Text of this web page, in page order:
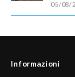
05/08/
Informazioni